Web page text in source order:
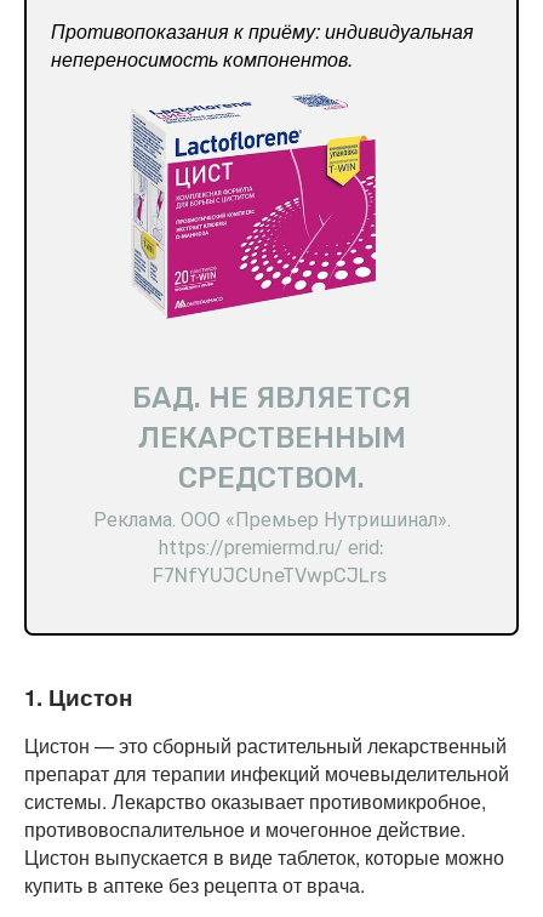
Противопоказания к приёму: индивидуальная
непереносимость компонентов.
БАД. НЕ ЯВЛЯЕТСЯ
ЛЕКАРСТВЕННЫМ
СРЕДСТВОМ.
Реклама. ООО «Премьер Нутришинал».
https://premiermd.ru/ erid:
F7NfYUJCUneTVwpCJLrs
1. Цистон
Цистон — это сборный растительный лекарственный
препарат для терапии инфекций мочевыделительной
системы. Лекарство оказывает противомикробное,
противовоспалительное и мочегонное действие.
Цистон выпускается в виде таблеток, которые можно
купить в аптеке без рецепта от врача.